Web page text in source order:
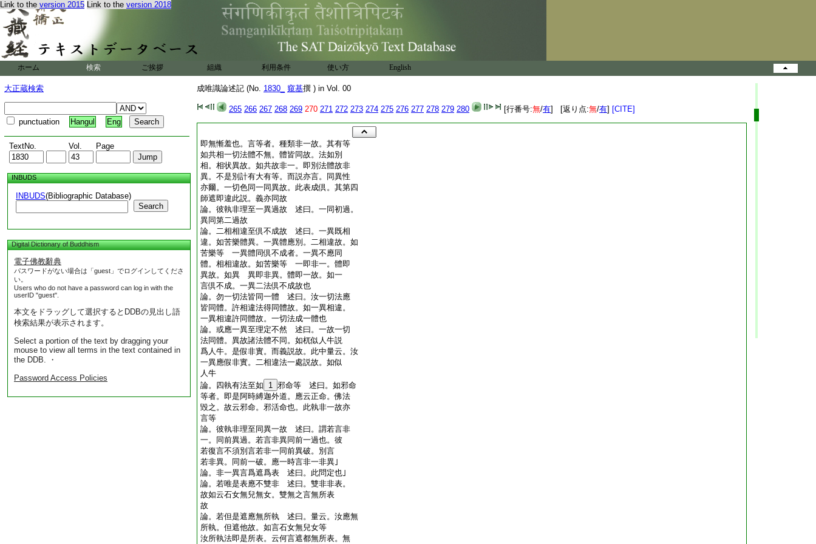
Link to the version 2015 Link to the version 2018
ホーム 検索 ご挨拶 組織 利用条件 使い方 English
大正蔵検索
punctuation Hangul Eng
TextNo. Vol. Page
INBUDS
INBUDS(Bibliographic Database)
Search
Digital Dictionary of Buddhism
電子佛教辭典
パスワードがない場合は「guest」でログインしてくださ
い。
Users who do not have a password can log in with the
userID "guest".
本文をドラッグして選択するとDDBの見出し語
検索結果が表示されます。
Select a portion of the text by dragging your
mouse to view all terms in the text contained in
the DDB. ・
Password Access Policies
成唯識論述記 (No. 1830_ 窺基撰 ) in Vol. 00
265 266 267 268 269 270 271 272 273 274 275 276 277 278 279 280 [行番号:無/有] [返り点:無/有] [CITE]
即無慚羞也。言等者。種類非一故。其有等
如共相一切法體不無。體皆同故。法如別
相。相状異故。如共故非一。即別法體故非
異。不是別計有大有等。而説亦言。同異性
亦爾。一切色同一同異故。此表成倶。其第四
師遮即違此説。義亦同故
論。彼執非理至一異過故 述曰。一同初過。
異同第二過故
論。二相相違至倶不成故 述曰。一異既相
違。如苦樂體異。一異體應別。二相違故。如
苦樂等 一異體同倶不成者。一異不應同
體。相相違故。如苦樂等 一即非一。體即
異故。如異 異即非異。體即一故。如一
言倶不成。一異二法倶不成故也
論。勿一切法皆同一體 述曰。汝一切法應
皆同體。許相違法得同體故。如一異相違。
一異相違許同體故。一切法成一體也
論。或應一異至理定不然 述曰。一故一切
法同體。異故諸法體不同。如杌似人牛説
爲人牛。是假非實。而義説故。此中量云。汝
一異應假非實。二相違法一處説故。如似
人牛
論。四執有法至如
1 邪命等 述曰。如邪命
等者。即是阿時縛迦外道。應云正命。佛法
毀之。故云邪命。邪活命也。此執非一故亦
言等
論。彼執非理至同異一故 述曰。謂若言非
一。同前異過。若言非異同前一過也。彼
若復言不須別言若非一同前異破。別言
若非異。同前一破。應一時言非一非異｣
論。非一異言爲遮爲表 述曰。此問定也｣
論。若唯是表應不雙非 述曰。雙非非表。
故如云石女無兒無女。雙無之言無所表
故
論。若但是遮應無所執 述曰。量云。汝應無
所執。但遮他故。如言石女無兒女等
汝所執法即是所表。云何言遮都無所表。無